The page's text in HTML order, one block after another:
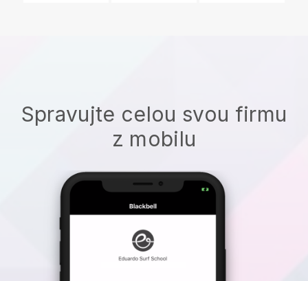
Spravujte celou svou firmu
z mobilu